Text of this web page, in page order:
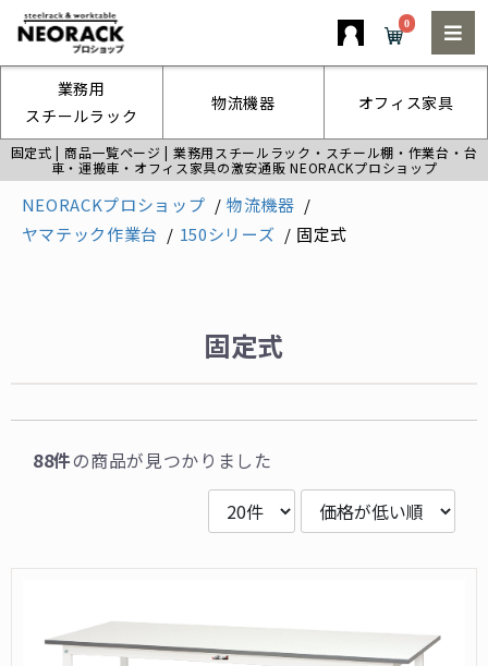
固定式 | 商品一覧ページ | 業務用スチールラック・スチール棚・作業台・台
車・運搬車・オフィス家具の激安通販 NEORACKプロショップ
業務用
スチールラック
物流機器 オフィス家具
0
NEORACKプロショップ
物流機器
ヤマテック作業台
150シリーズ 固定式
固定式
88件の商品が見つかりました